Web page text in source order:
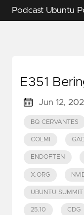
Podcast Ubuntu
E351
Jun 12,
BQ CERVANTES
COLMI
ENDOFTEN
X.ORG
UBUNTU SUMMIT
25.10 CDG